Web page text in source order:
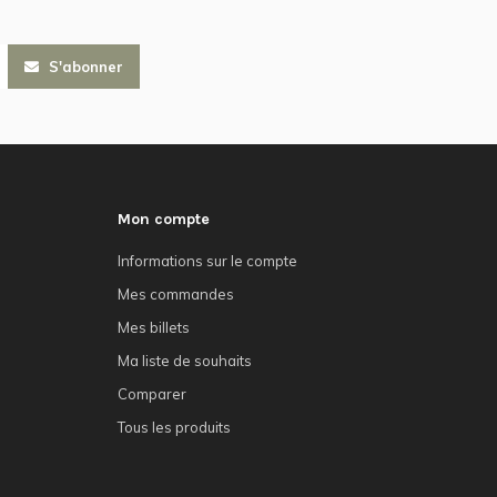
S'abonner
Mon compte
Informations sur le compte
Mes commandes
Mes billets
Ma liste de souhaits
Comparer
Tous les produits